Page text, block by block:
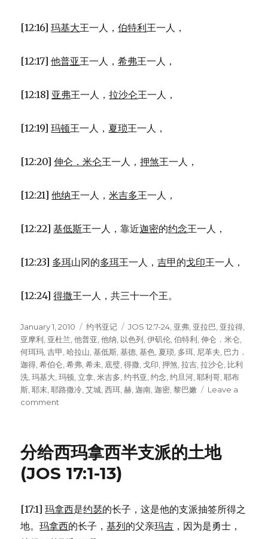
[12:16]玛基大王一人，伯特利王一人，
[12:17]他普亚王一人，希弗王一人，
[12:18] 亚弗王一人，拉沙仑王一人，
[12:19]玛顿王一人， 夏琐王一人，
[12:20]伸仑．米仑王一人，押煞王一人，
[12:21]他纳王一人，米吉多王一人，
[12:22]基低斯王一人，靠近迦密的约念王一人，
[12:23] 多珥山冈的多珥王一人，吉甲 的戈印王一人，
[12:24]得撒王一人，共三十一个王。
Posted
on
January 1, 2010 Categories
约书亚记 Tags
JOS 12:7-24 亚弗 亚拉巴 亚拉得
亚摩利 亚杜兰 ,他普亚 ,他纳 以色列 ,伊矶伦 ,伯特利 ,伸仑．米仑
何珥玛 ,吉甲 ,哈拉山 ,基低斯 ,基德 ,基色 夏琐 多珥 尼革夫 巴力．
迦得 ,希伯仑 ,希弗 ,希未 底璧 ,得撒 ,戈印 ,押煞 ,拉吉 ,拉沙仑 比利
洗 ,玛基大 ,玛顿 立拿 ,米吉多 ,约书亚 ,约念 ,约旦河 ,耶利哥 ,耶布
斯 ,耶末 ,耶路撒冷 ,艾城 ,西珥 ,赫 ,迦南 ,迦密 ,黎巴嫩
Leave a
comment
击
的
(JOS
12:7-
分给西玛拿西半支派的土地
(JOS 17:1-13)
[17:1]玛拿西是约瑟的长子，这是他的支派抽签所得之
地。玛拿西的长子，基列的父亲玛吉 ，因为是勇士，